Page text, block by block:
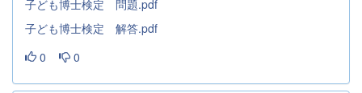
子ども博士検定 問題.pdf
子ども博士検定 解答.pdf
0
0